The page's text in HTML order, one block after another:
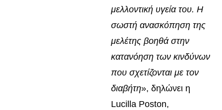
μελλοντική υγεία του. Η
σωστή ανασκόπηση της
μελέτης βοηθά στην
κατανόηση των κινδύνων
που σχετίζονται με τον
διαβήτη», δηλώνει η
Lucilla Poston,